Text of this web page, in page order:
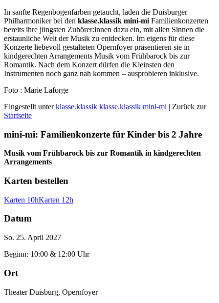
In sanfte Regenbogenfarben getaucht, laden die Duisburger
Philharmoniker bei den klasse.klassik mini-mi Familienkonzerten
bereits ihre jüngsten Zuhörer:innen dazu ein, mit allen Sinnen die
erstaunliche Welt der Musik zu entdecken. Im eigens für diese
Konzerte liebevoll gestalteten Opernfoyer präsentieren sie in
kindgerechten Arrangements Musik vom Frühbarock bis zur
Romantik. Nach dem Konzert dürfen die Kleinsten den
Instrumenten noch ganz nah kommen – ausprobieren inklusive.
Foto : Marie Laforge
Eingestellt unterklasse.klassik klasse.klassik mini-mi | Zurück zur
Startseite
mini-mi: Familienkonzerte für Kinder bis 2 Jahre
Musik vom Frühbarock bis zur Romantik in kindgerechten
Arrangements
Karten bestellen
Karten 10hKarten 12h
Datum
So. 25. April 2027
Beginn: 10:00 & 12:00 Uhr
Ort
Theater Duisburg, Opernfoyer